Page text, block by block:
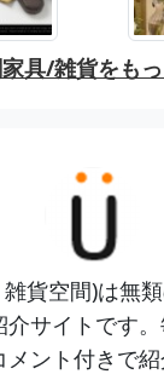
具/雑貨をも
貨空間)は無
介サイトです
ント付きで紹